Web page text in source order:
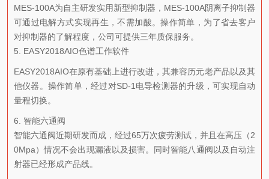
MES-100A为自主研发实用新型抑制器，MES-100A阴离子抑制器
可通过电解方式实现再生，不需加酸。操作简单，为了省去客户
对抑制器的了解程度，公司可提供三年质保服务。
5. EASY2018AIO色谱工作软件
EASY2018AIO在原有基础上进行改进，其兼容历元老产品以及其
他仪器。操作简单，经过对SD-1电导检测器的升级，可实现自动
量程切换。
6. 智能六通阀
智能六通阀近期研发而成，经过65万次疲劳测试，并且在高压（2
0Mpa）情况不会出现漏液以及损害。同时智能八通阀以及自动注
射器已经形成产品线。